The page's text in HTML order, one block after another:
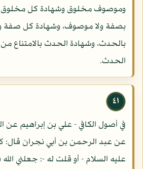
وموصوف مخلوق وشهادة كل مخلوق
بصفة ولا موصوف، وشهادة كل صفة
بالحدث، وشهادة الحدث بالامتناع
الحدث.
٤١
في أصول الكافي - علي بن إبراهيم
عن عبد الرحمن بن أبي نجران قال:
عليه السلام - أو قلت له -: جعلني